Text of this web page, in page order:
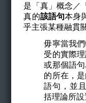
是「真」概念／
真的該語句本身
乎主張某種融貫
毋寧當我
受的實際
或那個語
的所在，
語句，並
括理論所